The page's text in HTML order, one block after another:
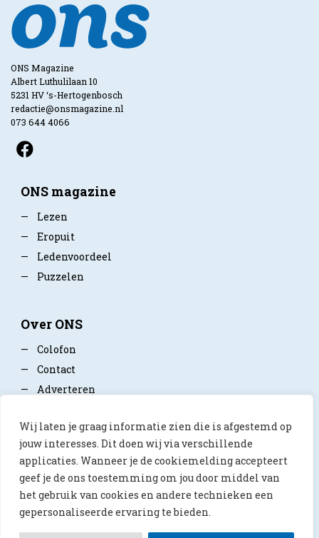
Wij laten je graag informatie zien die is afgestemd op
jouw interesses. Dit doen wij via verschillende
applicaties. Wanneer je de cookiemelding accepteert
geef je de ons toestemming om jou door middel van
het gebruik van cookies en andere technieken een
gepersonaliseerde ervaring te bieden.
ONS Magazine
Albert Luthulilaan 10
5231 HV ‘s-Hertogenbosch
redactie@onsmagazine.nl
073 644 4066
ONS magazine
—
Lezen
—
Eropuit
—
Ledenvoordeel
—
Puzzelen
Over ONS
—
Colofon
—
Contact
—
Adverteren
—Privacy policy
© 2026 ONS Magazine